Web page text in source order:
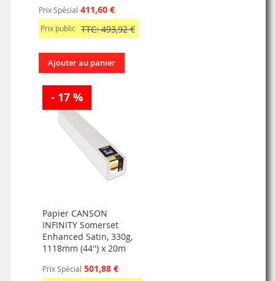
Prix Spécial 411,60 €
Prix public TTC: 493,92 €
Ajouter au panier
- 17 %
Papier CANSON
INFINITY Somerset
Enhanced Satin, 330g,
1118mm (44'') x 20m
Prix Spécial 501,88 €